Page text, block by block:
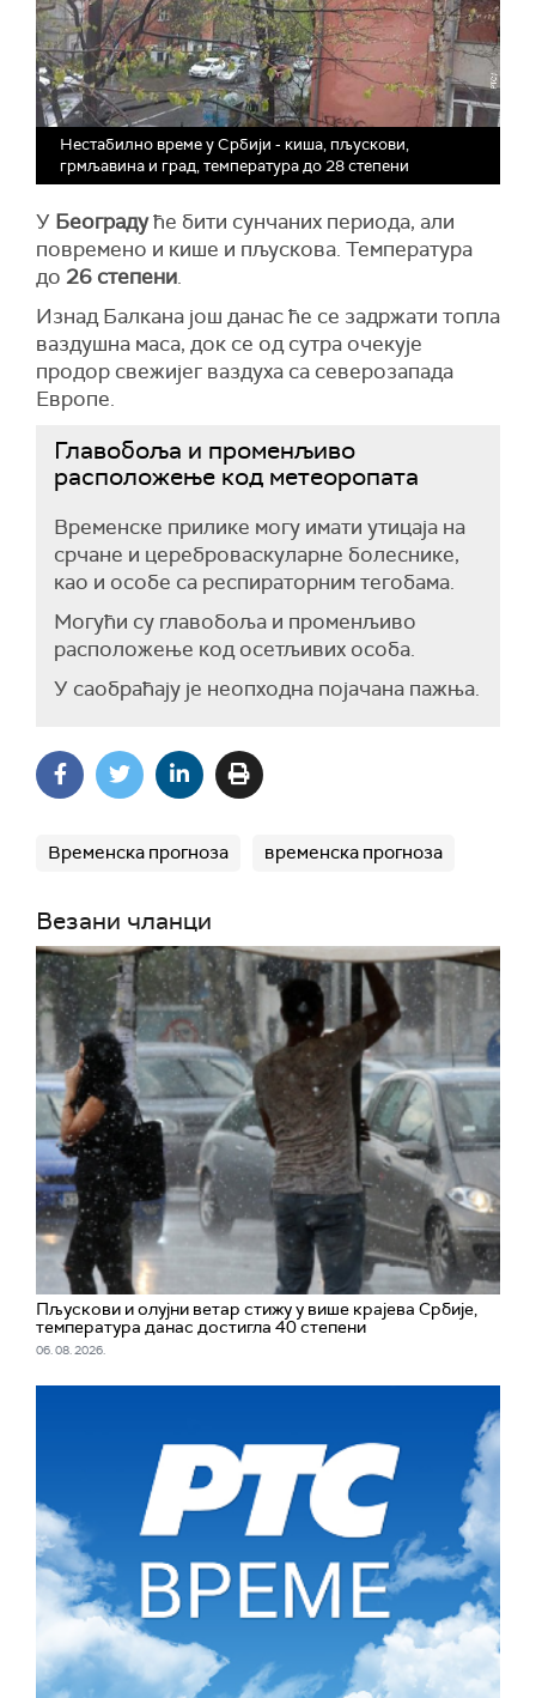
Нестабилно време у Србији - киша, пљускови,
грмљавина и град, температура до 28 степени
У Београдуће бити сунчаних периода, али
повремено и кише и пљускова. Температура
до 26 степени.
Изнад Балкана још данас ће се задржати топла
ваздушна маса, док се од сутра очекује
продор свежијег ваздуха са северозапада
Европе.
Главобоља и променљиво
расположење код метеоропата
Временске прилике могу имати утицаја на
срчане и цереброваскуларне болеснике,
као и особе са респираторним тегобама.
Могући су главобоља и променљиво
расположење код осетљивих особа.
У саобраћају је неопходна појачана пажња.
Временска прогноза временска прогноза
Везани чланци
Пљускови и олујни ветар стижу у више крајева Србије,
температура данас достигла 40 степени
06. 08. 2026.